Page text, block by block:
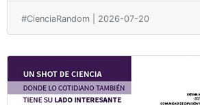
#CienciaRandom | 2026-07-20